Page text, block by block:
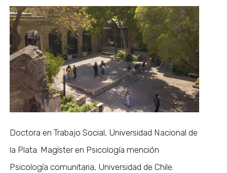
Doctora en Trabajo Social, Universidad Nacional de
la Plata. Magíster en Psicología mención
Psicología comunitaria, Universidad de Chile.